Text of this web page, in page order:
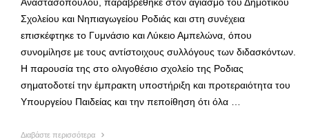
Σχολείου και Νηπιαγωγείου Ροδιάς και στη συνέχεια
επισκέφτηκε το Γυμνάσιο και Λύκειο Αμπελώνα, όπου
συνομίλησε με τους αντίστοιχους συλλόγους των διδασκόντων.
Η παρουσία της στο ολιγοθέσιο σχολείο της Ροδιας
σηματοδοτεί την έμπρακτη υποστήριξη και προτεραιότητα του
Υπουργείου Παιδείας και την πεποίθηση ότι όλα …
Διαβάστε περισσότερα